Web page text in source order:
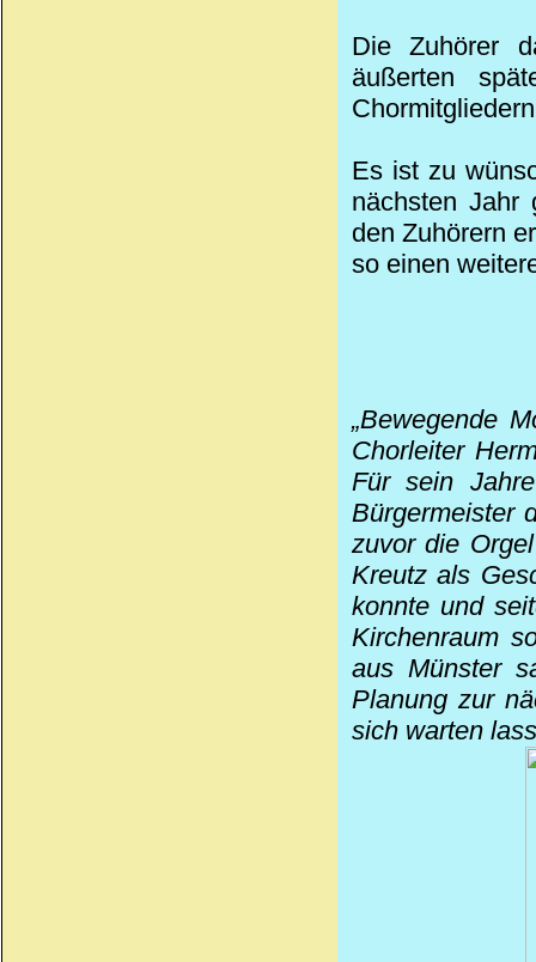
Die Zuhörer
äußerten
Es ist zu
nächsten Jahr
den Zuhörern
so einen
„Bewegende
Chorleiter
Für sein
Bürgermeister
zuvor die
Kreutz als
konnte und
Kirchenraum
aus Münster
Planung zur
sich warten